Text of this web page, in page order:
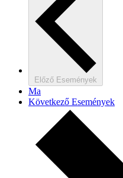
Előző Események
Ma
Következő Események